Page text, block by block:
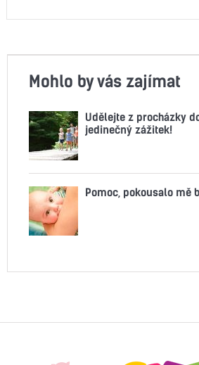
Mohlo by vás zajímat
Udělejte z procházky
jedinečný zážitek!
Pomoc, pokousalo mě